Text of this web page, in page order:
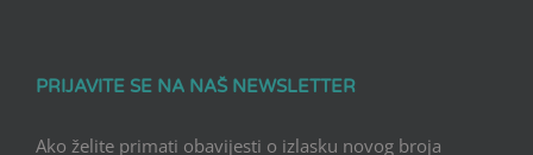
PRIJAVITE SE NA NAŠ NEWSLETTER
Ako želite primati obavijesti o izlasku novog broja